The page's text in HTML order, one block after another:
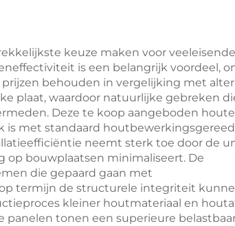
keuze maken voor veeleisende
is een belangrijk voordeel,
behouden in vergelijking met
plaat, waardoor natuurlijke gebreken
Deze te koop aangeboden
is met standaard
neemt sterk toe door de
op bouwplaatsen minimaliseert. De
die gepaard gaan met
termijn de structurele integriteit
kleiner houtmateriaal en
panelen tonen een superieure